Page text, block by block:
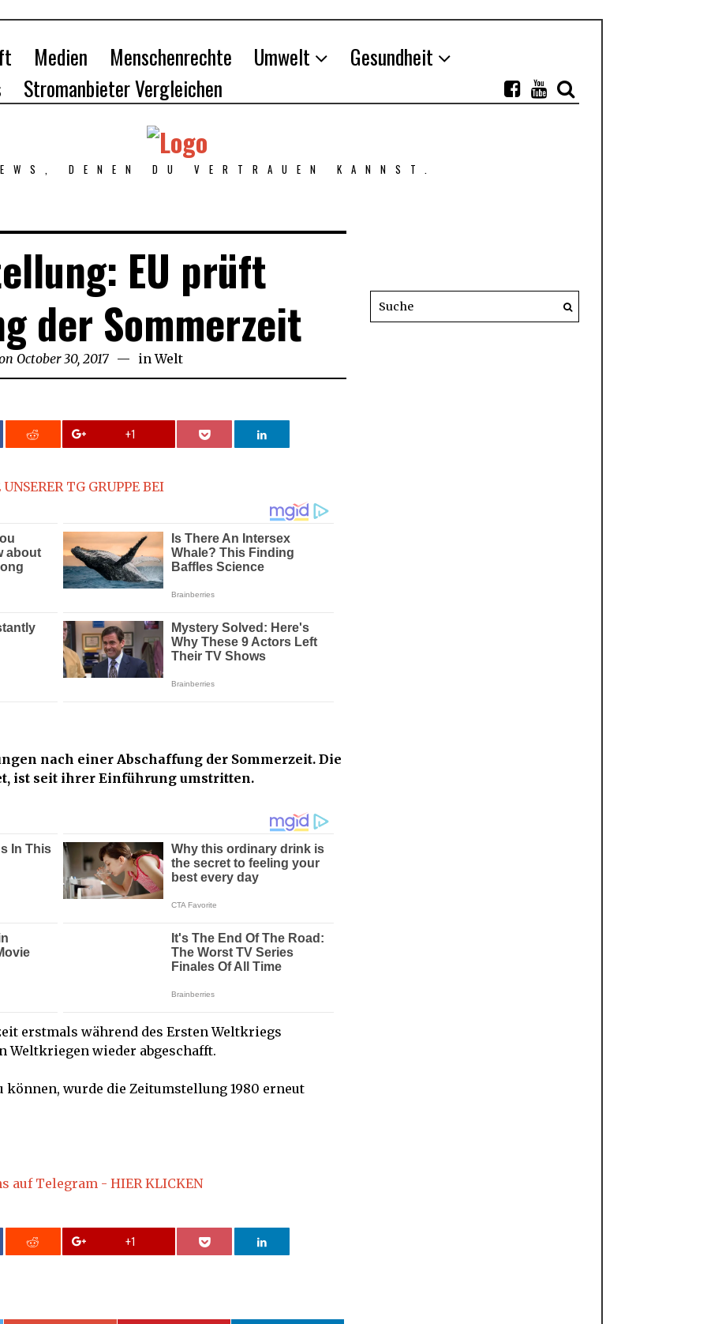
Medien Menschenrechte Umwelt
Gesundheit
Stromanbieter Vergleichen
DENEN DU VERTRAUEN KANNST.
EU prüft
der Sommerzeit
October 30, 2017 in Welt
+1
TG GRUPPE BEI
nach einer Abschaffung der Sommerzeit. Die
ist seit ihrer Einführung umstritten.
erstmals während des Ersten Weltkriegs
Weltkriegen wieder abgeschafft.
können, wurde die Zeitumstellung 1980 erneut
auf Telegram - HIER KLICKEN
+1